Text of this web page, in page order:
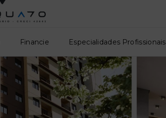
Financie Especialidades Profissionais